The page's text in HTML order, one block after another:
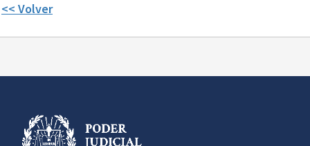
<< Volver